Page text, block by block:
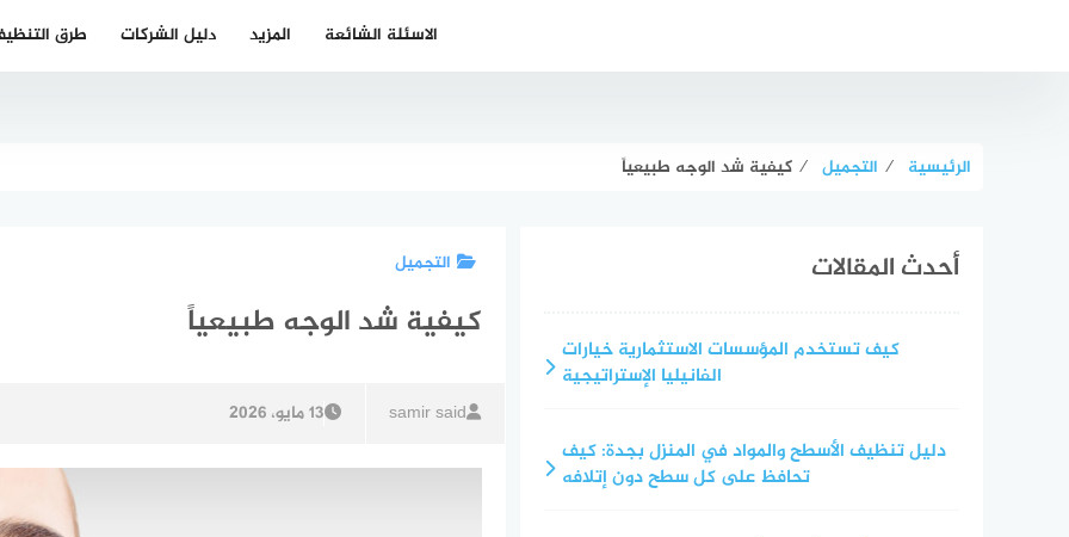
طرق دليل الشركات المزيد الاسئلة الشائعة
الرئيسية ⁄ التجميل ⁄ كيفية شد الوجه طبيعياً
التجميل
كيفية شد الوجه طبيعياً
samir said 13 مايو، 2026
أحدث المقالات
كيف تستخدم المؤسسات الاستثمارية خيارات
الفانيليا الإستراتيجية
دليل تنظيف الأسطح والمواد في المنزل بجدة: كيف
تحافظ على كل سطح دون إتلافه